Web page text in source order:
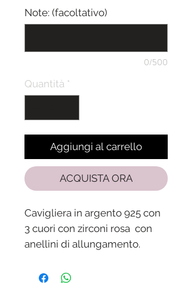
Note: (facoltativo)
0/500
Quantità *
Aggiungi al carrello
ACQUISTA ORA
Cavigliera in argento 925 con
3 cuori con zirconi rosa con
anellini di allungamento.